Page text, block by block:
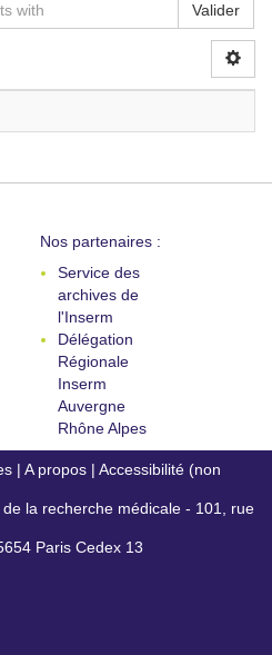
Valider
Nos partenaires :
Service des
archives de
l'Inserm
Délégation
Régionale
Inserm
Auvergne
Rhône Alpes
| A propos | Accessibilité (non
la recherche médicale - 101, rue
Paris Cedex 13